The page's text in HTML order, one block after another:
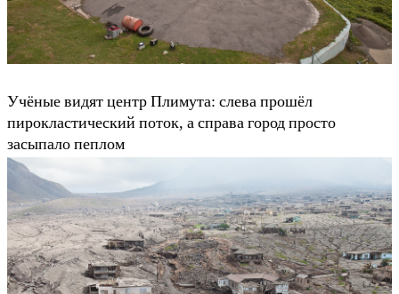
Учёные видят центр Плимута: слева прошёл
пирокластический поток, а справа город просто
засыпало пеплом